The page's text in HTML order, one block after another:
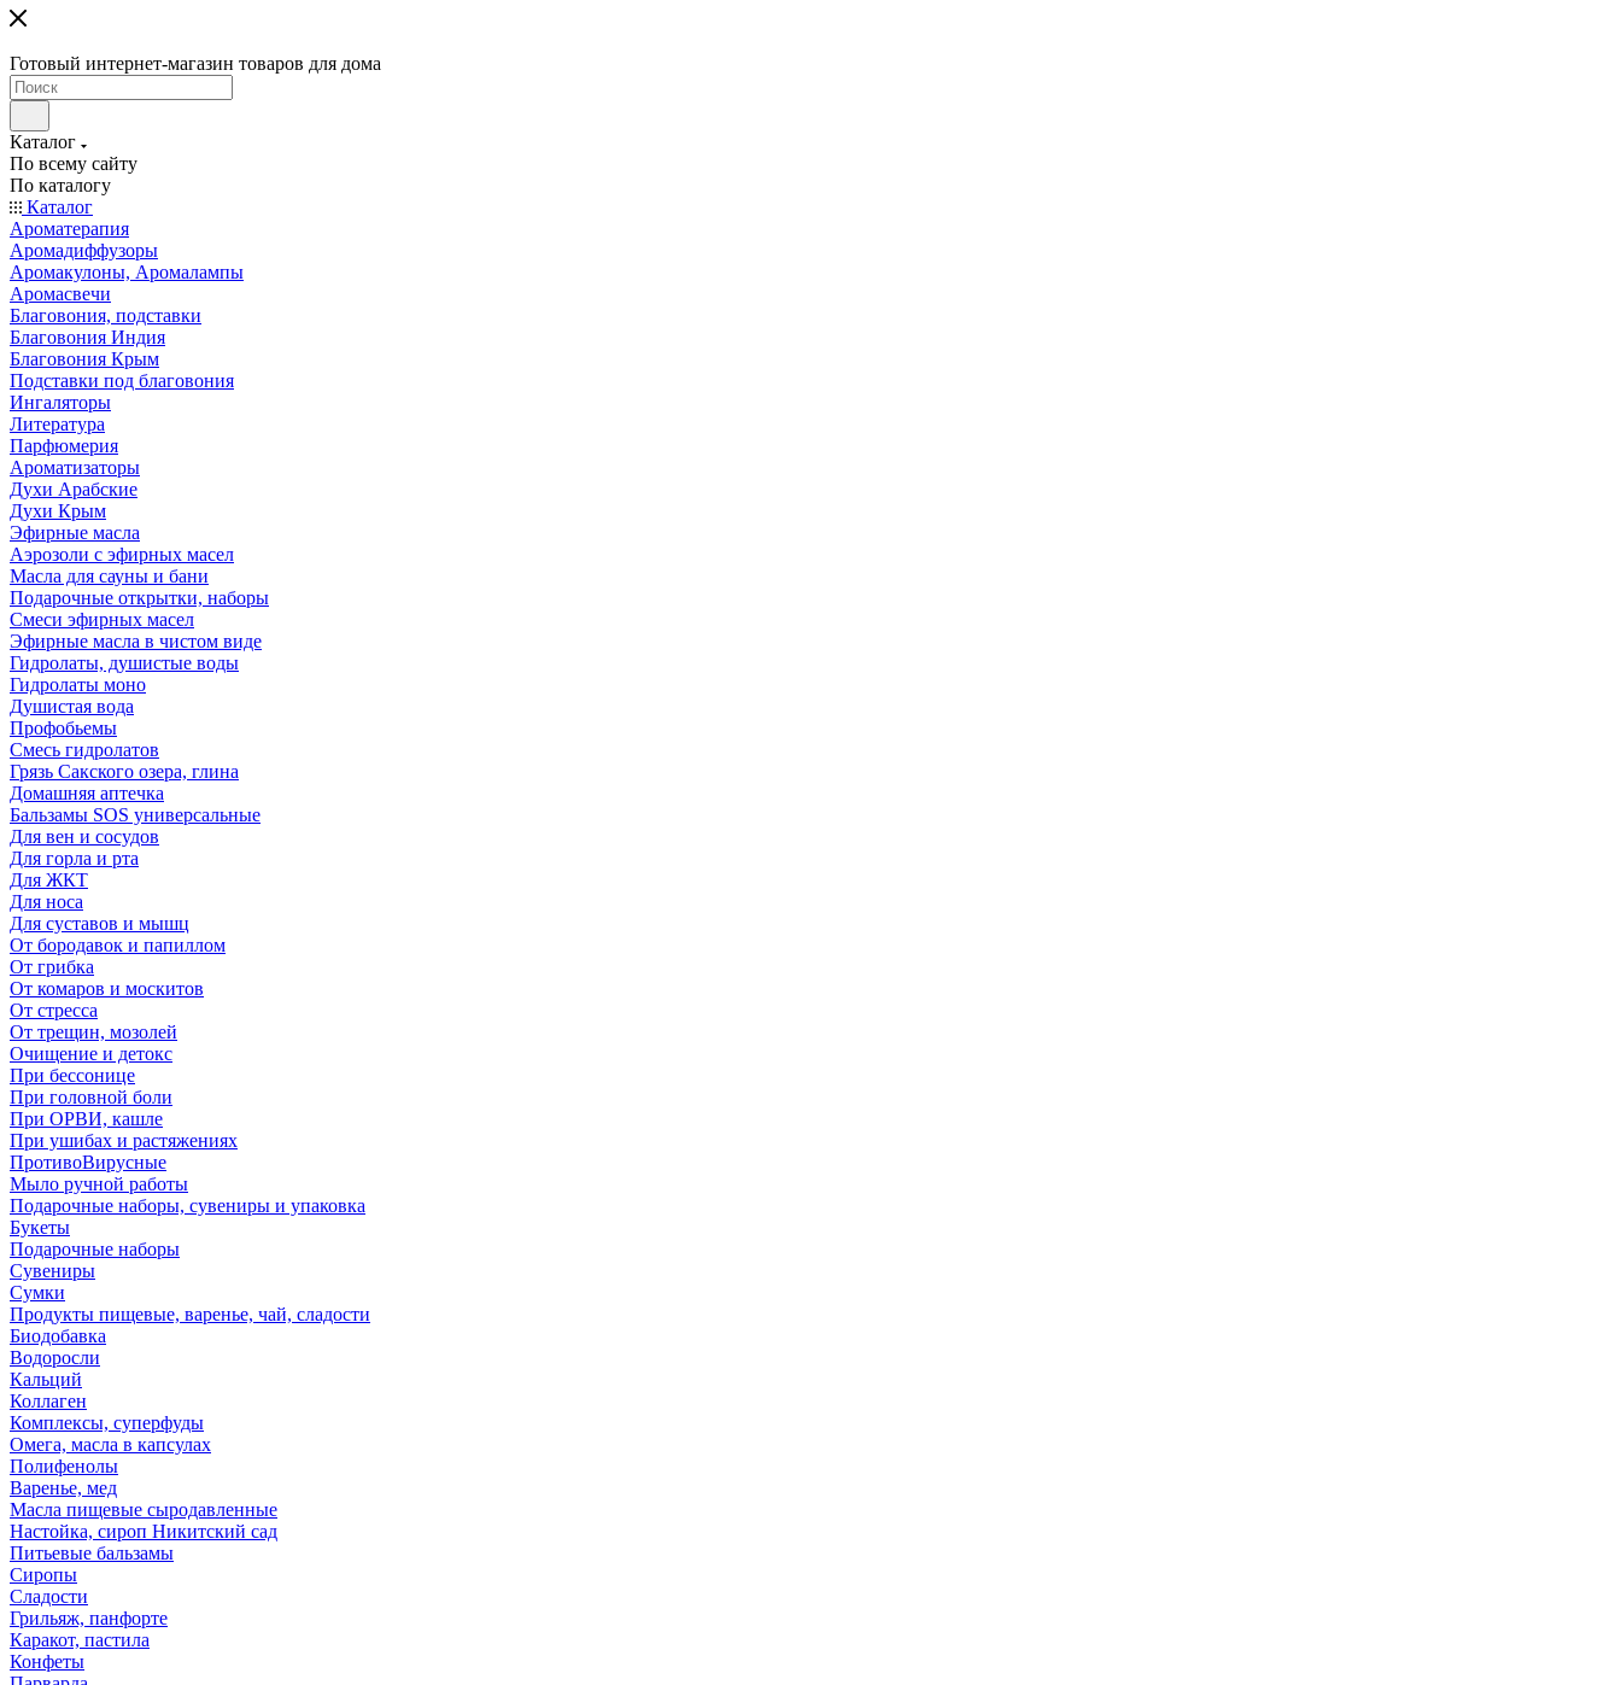
Готовый интернет-магазин товаров для дома
Каталог
По всему сайту
По каталогу
Каталог
Ароматерапия
Аромадиффузоры
Аромакулоны, Аромалампы
Аромасвечи
Благовония, подставки
Благовония Индия
Благовония Крым
Подставки под благовония
Ингаляторы
Литература
Парфюмерия
Ароматизаторы
Духи Арабские
Духи Крым
Эфирные масла
Аэрозоли с эфирных масел
Масла для сауны и бани
Подарочные открытки, наборы
Смеси эфирных масел
Эфирные масла в чистом виде
Гидролаты, душистые воды
Гидролаты моно
Душистая вода
Профобьемы
Смесь гидролатов
Грязь Сакского озера, глина
Домашняя аптечка
Бальзамы SOS универсальные
Для вен и сосудов
Для горла и рта
Для ЖКТ
Для носа
Для суставов и мышц
От бородавок и папиллом
От грибка
От комаров и москитов
От стресса
От трещин, мозолей
Очищение и детокс
При бессонице
При головной боли
При ОРВИ, кашле
При ушибах и растяжениях
ПротивоВирусные
Мыло ручной работы
Подарочные наборы, сувениры и упаковка
Букеты
Подарочные наборы
Сувениры
Сумки
Продукты пищевые, варенье, чай, сладости
Биодобавка
Водоросли
Кальций
Коллаген
Комплексы, суперфуды
Омега, масла в капсулах
Полифенолы
Варенье, мед
Масла пищевые сыродавленные
Настойка, сироп Никитский сад
Питьевые бальзамы
Сиропы
Сладости
Грильяж, панфорте
Каракот, пастила
Конфеты